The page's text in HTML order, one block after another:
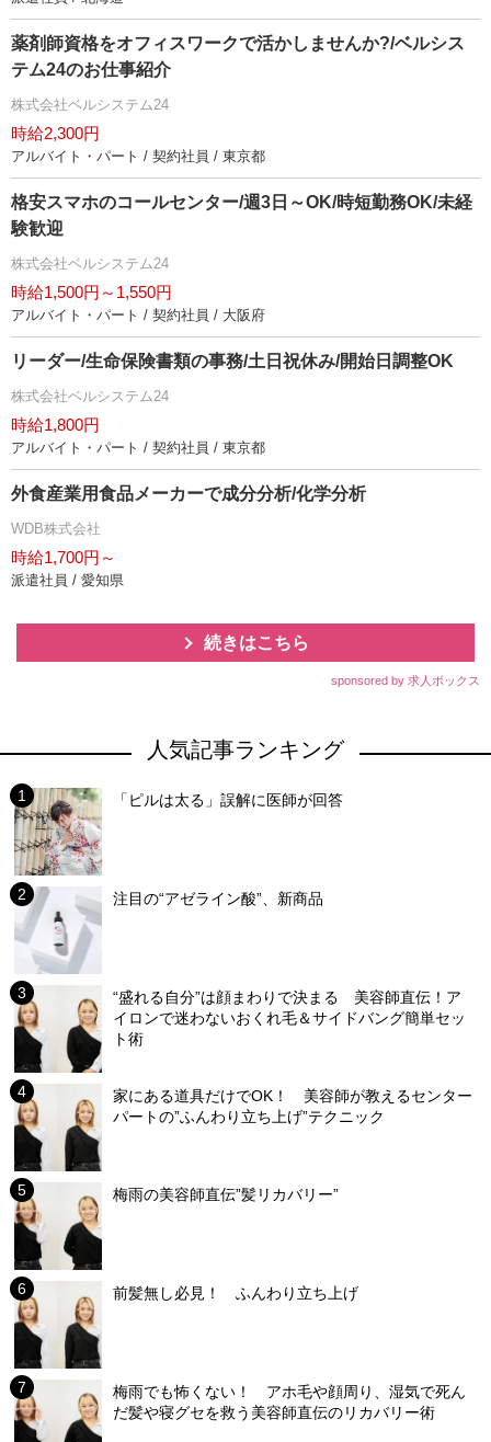
薬剤師資格をオフィスワークで活かしませんか?/ベルシス
テム24のお仕事紹介
株式会社ベルシステム24
時給2,300円
アルバイト・パート / 契約社員 / 東京都
格安スマホのコールセンター/週3日～OK/時短勤務OK/未経
験歓迎
株式会社ベルシステム24
時給1,500円～1,550円
アルバイト・パート / 契約社員 / 大阪府
リーダー/生命保険書類の事務/土日祝休み/開始日調整OK
株式会社ベルシステム24
時給1,800円
アルバイト・パート / 契約社員 / 東京都
外食産業用食品メーカーで成分分析/化学分析
WDB株式会社
時給1,700円～
派遣社員 / 愛知県
続きはこちら
sponsored by 求人ボックス
人気記事ランキング
「ピルは太る」誤解に医師が回答
注目の“アゼライン酸”、新商品
“盛れる自分”は顔まわりで決まる 美容師直伝！ア
イロンで迷わないおくれ毛＆サイドバング簡単セッ
ト術
家にある道具だけでOK！ 美容師が教えるセンター
パートの”ふんわり立ち上げ”テクニック
梅雨の美容師直伝”髪リカバリー”
前髪無し必見！ ふんわり立ち上げ
梅雨でも怖くない！ アホ毛や顔周り、湿気で死ん
だ髪や寝グセを救う美容師直伝のリカバリー術